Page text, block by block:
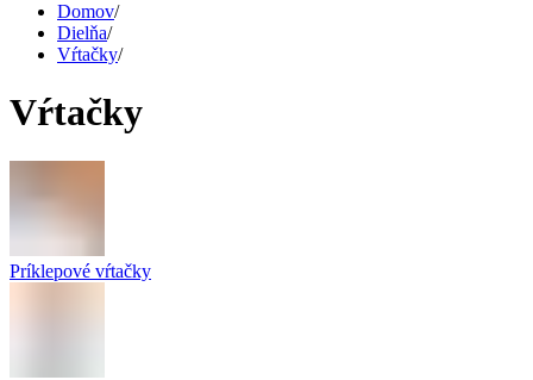
Domov/
Dielňa/
Vŕtačky/
Vŕtačky
Príklepové vŕtačky